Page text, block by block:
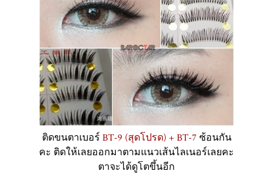
ติดขนตาเบอร์ BT-9 (สุดโปรด) + BT-7 ซ้อนกัน
คะ ติดให้เลยออกมาตามแนวเส้นไลเนอร์เลยคะ
ตาจะได้ดูโตขึ้นอีก